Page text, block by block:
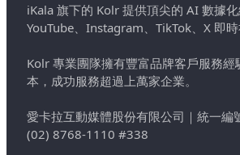
iKala 旗下的 Kolr 提供頂尖的 AI 數據
YouTube、Instagram、TikTok、X 即
Kolr 專業團隊擁有豐富品牌客戶服務
本，成功服務超過上萬家企業。
愛卡拉互動媒體股份有限公司 ｜ 統一編
(02) 8768-1110 #338